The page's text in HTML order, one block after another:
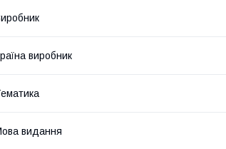
виробник
видання